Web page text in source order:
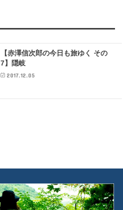
【赤澤信次郎の今日も旅ゆく その
7】隠岐
2017.12.05